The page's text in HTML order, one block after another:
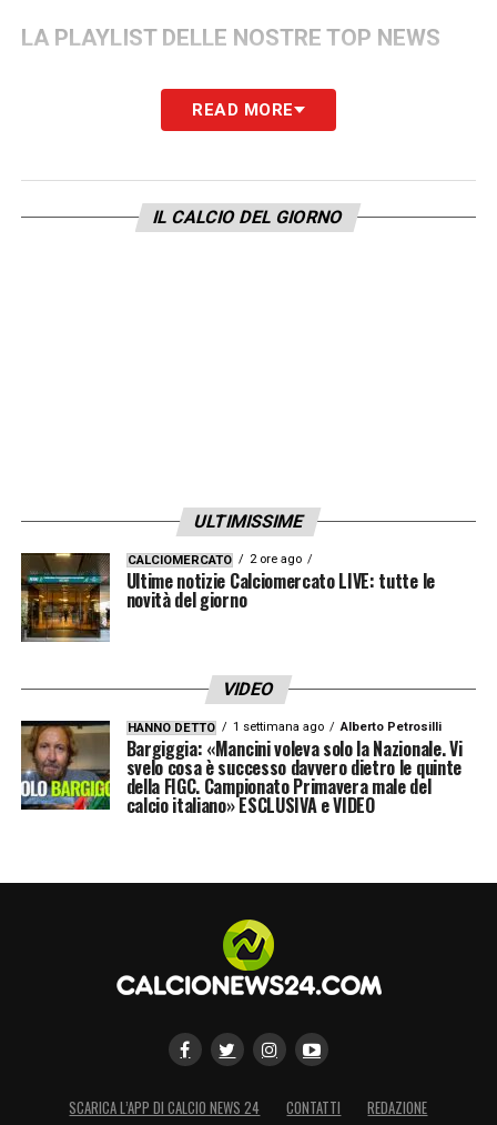
LA PLAYLIST DELLE NOSTRE TOP NEWS
READ MORE
IL CALCIO DEL GIORNO
ULTIMISSIME
CALCIOMERCATO 2 ore ago
Ultime notizie Calciomercato LIVE: tutte le
novità del giorno
VIDEO
HANNO DETTO 1 settimana ago Alberto Petrosilli
Bargiggia: «Mancini voleva solo la Nazionale. Vi
svelo cosa è successo davvero dietro le quinte
della FIGC. Campionato Primavera male del
calcio italiano» ESCLUSIVA e VIDEO
SCARICA L’APP DI CALCIO NEWS 24 CONTATTI REDAZIONE